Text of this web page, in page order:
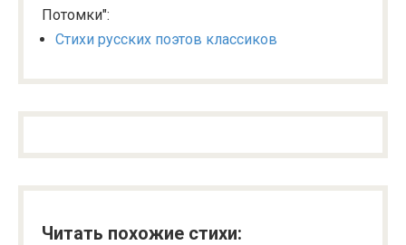
Потомки":
Стихи русских поэтов классиков
Читать похожие стихи: